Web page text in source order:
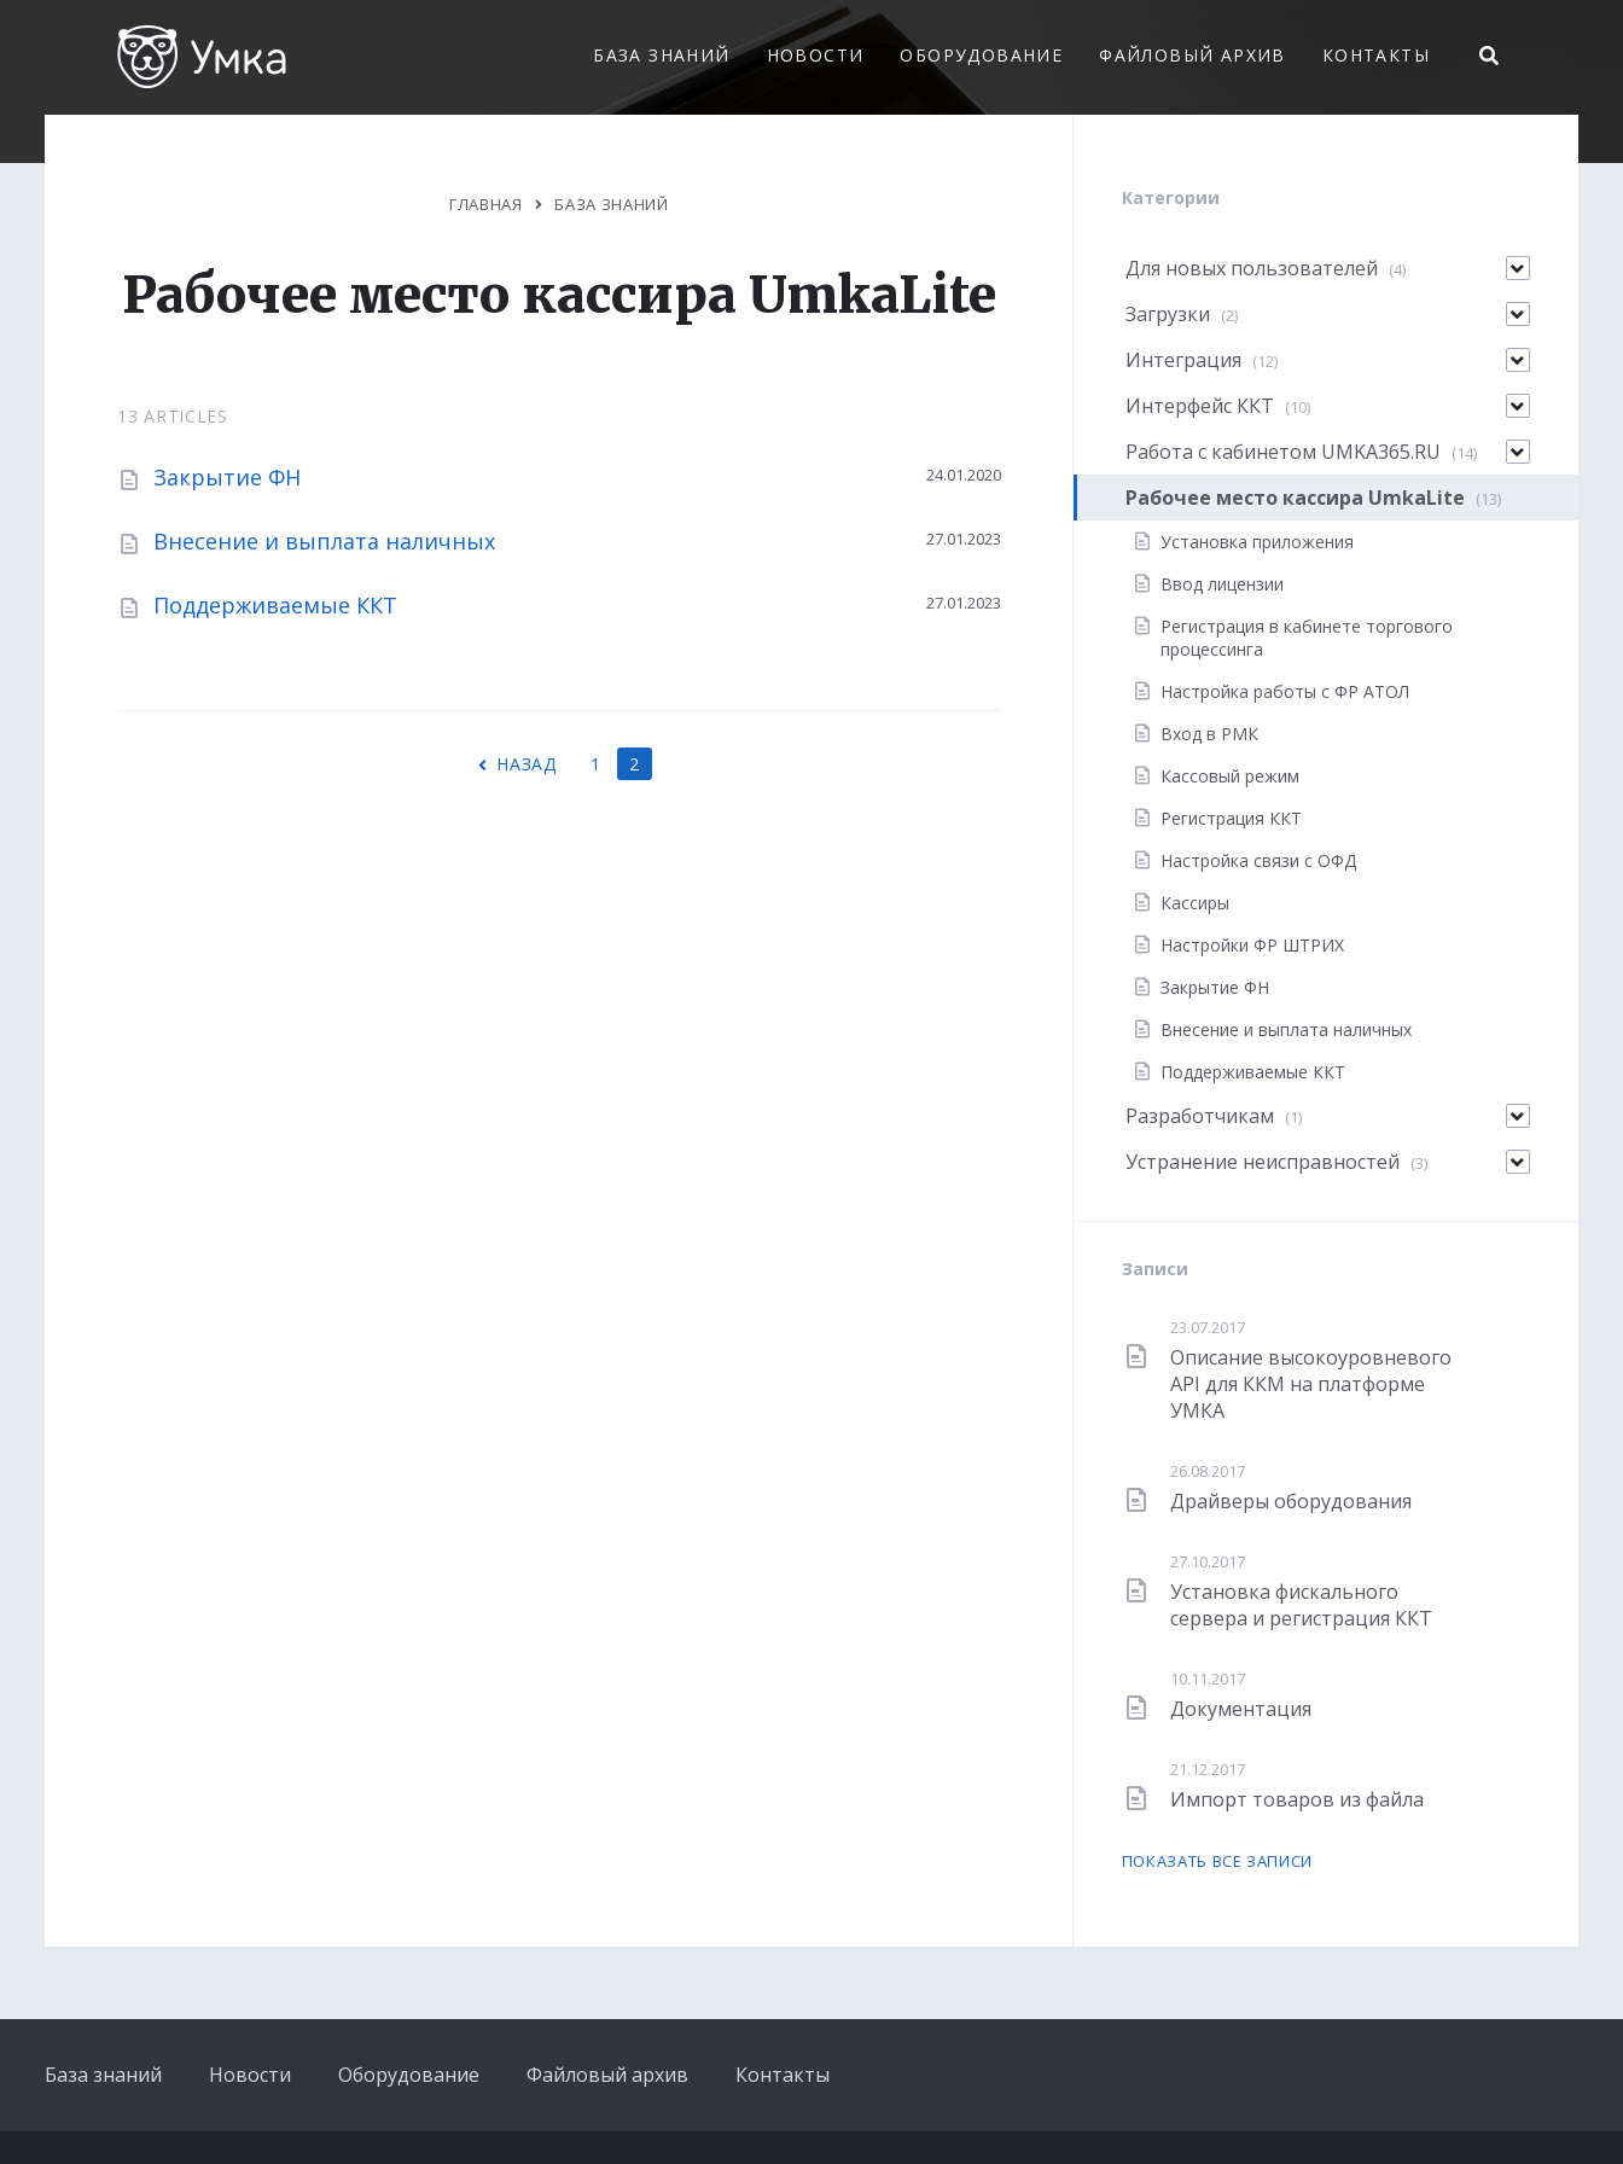
БАЗА ЗНАНИЙ НОВОСТИ ОБОРУДОВАНИЕ ФАЙЛОВЫЙ АРХИВ КОНТАКТЫ
ГЛАВНАЯ БАЗА ЗНАНИЙ
Рабочее место кассира UmkaLite
13 ARTICLES
Закрытие ФН 24.01.2020
Внесение и выплата наличных 27.01.2023
Поддерживаемые ККТ 27.01.2023
НАЗАД 1 2
Категории
Для новых пользователей (4)
Загрузки (2)
Интеграция (12)
Интерфейс ККТ (10)
Работа с кабинетом UMKA365.RU (14)
Рабочее место кассира UmkaLite (13)
Установка приложения
Ввод лицензии
Регистрация в кабинете торгового
процессинга
Настройка работы с ФР АТОЛ
Вход в РМК
Кассовый режим
Регистрация ККТ
Настройка связи с ОФД
Кассиры
Настройки ФР ШТРИХ
Закрытие ФН
Внесение и выплата наличных
Поддерживаемые ККТ
Разработчикам (1)
Устранение неисправностей (3)
Записи
23.07.2017
Описание высокоуровневого
API для ККМ на платформе
УМКА
26.08.2017
Драйверы оборудования
27.10.2017
Установка фискального
сервера и регистрация ККТ
10.11.2017
Документация
21.12.2017
Импорт товаров из файла
ПОКАЗАТЬ ВСЕ ЗАПИСИ
База знаний Новости Оборудование Файловый архив Контакты